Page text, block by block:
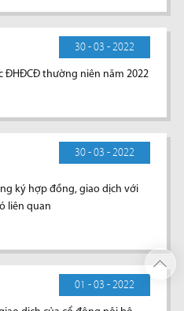
30 - 03 - 2022
ĐHĐCĐ thường niên năm 2022
30 - 03 - 2022
ký hợp đồng, giao dịch với
liên quan
01 - 03 - 2022